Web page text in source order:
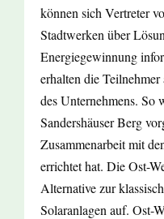
können sich Vertreter
Stadtwerken über
Energiegewinnung
erhalten die
des Unternehmens. So
Sandershäuser Berg
Zusammenarbeit mit
errichtet hat. Die Ost-
Alternative zur
Solaranlagen auf. Ost-